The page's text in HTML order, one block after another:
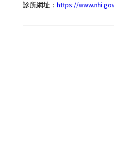
診所網址： https://